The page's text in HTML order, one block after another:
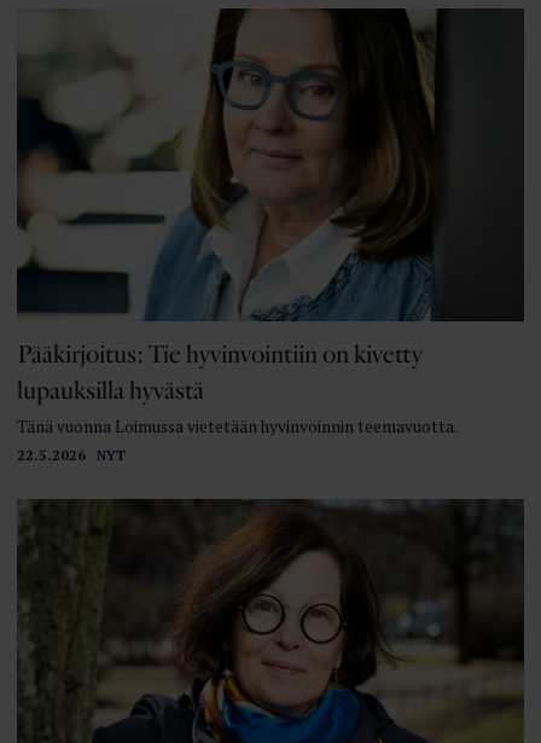
22.5.2026 NYT
Pääkirjoitus: Tie hyvinvointiin on kivetty
lupauksilla hyvästä
Tänä vuonna Loimussa vietetään hyvinvoinnin teemavuotta.